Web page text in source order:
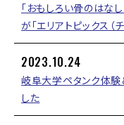
「おもしろい骨のはな
が「エリアトピックス（
2023.10.24
岐阜大学ペタンク体
した